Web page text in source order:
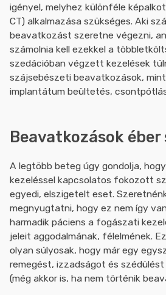
igényel, melyhez különféle
CT) alkalmazása szükséges. Aki
beavatkozást szeretne végezni,
számolnia kell ezekkel a
szedációban végzett kezelések
szájsebészeti beavatkozások,
implantátum beültetés,
Beavatkozások
A legtöbb beteg úgy gondolja,
kezeléssel kapcsolatos fokozott
egyedi, elszigetelt eset.
megnyugtatni, hogy ez nem így
harmadik páciens a fogászati
jeleit aggodalmának, félelmének.
olyan súlyosak, hogy már egy
remegést, izzadságot és
(még akkor is, ha nem történik